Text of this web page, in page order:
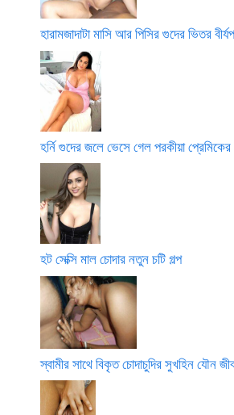
হারামজাদাটা মাসি আর পিসির গুদের ভিতর
হর্নি গুদের জলে ভেসে গেল পরকীয়া প্রেমিকের
হট সেক্সি মাল চোদার নতুন চটি গল্প
স্বামীর সাথে বিকৃত চোদাচুদির সুখহিন যৌন